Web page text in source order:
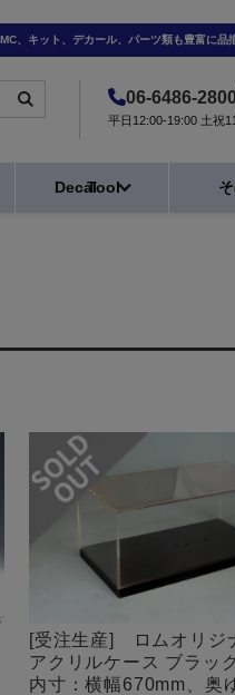
、キット、デカール、パーツ類も豊富に品
06-6486-
平日12:00-19:00 土祝
DecalTool
[受注生産] ロムオリジ
アクリルケース ブラッ
内寸：横幅670mm、奥